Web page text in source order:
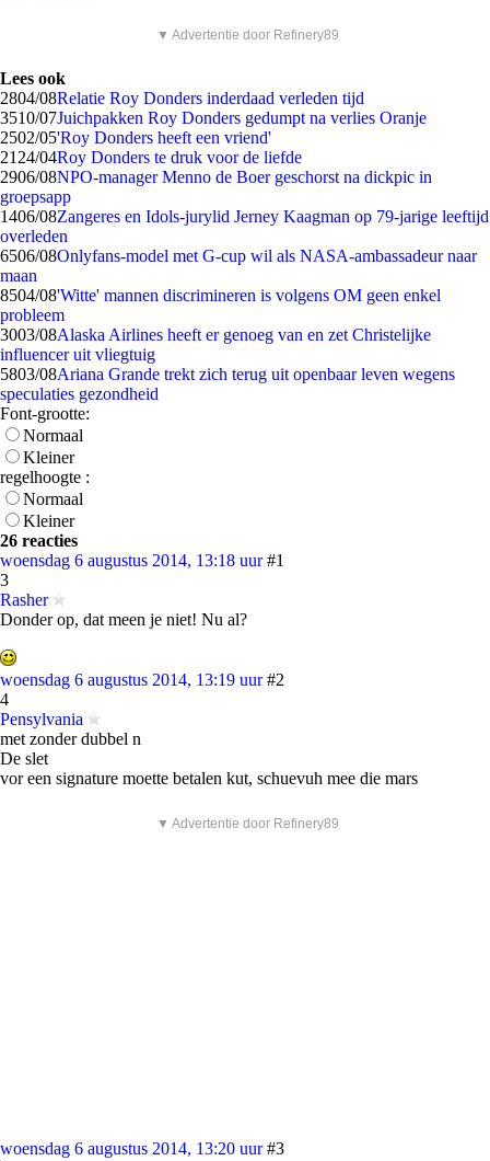
▼ Advertentie door Refinery89
Lees ook
2804/08Relatie Roy Donders inderdaad verleden tijd
3510/07Juichpakken Roy Donders gedumpt na verlies Oranje
2502/05'Roy Donders heeft een vriend'
21 24/04Roy Donders te druk voor de liefde
2906/08NPO-manager Menno de Boer geschorst na dickpic in
groepsapp
1406/08Zangeres en Idols-jurylid Jerney Kaagman op 79-jarige leeftijd
overleden
6506/08Onlyfans-model met G-cup wil als NASA-ambassadeur naar
maan
8504/08'Witte' mannen discrimineren is volgens OM geen enkel
probleem
3003/08Alaska Airlines heeft er genoeg van en zet Christelijke
influencer uit vliegtuig
5803/08Ariana Grande trekt zich terug uit openbaar leven wegens
speculaties gezondheid
Font-grootte:
Normaal
Kleiner
regelhoogte :
Normaal
Kleiner
26 reacties
woensdag 6 augustus 2014, 13:18 uur #1
3
Rasher
Donder op, dat meen je niet! Nu al?
woensdag 6 augustus 2014, 13:19 uur #2
4
Pensylvania
met zonder dubbel n
De slet
vor een signature moette betalen kut, schuevuh mee die mars
▼ Advertentie door Refinery89
woensdag 6 augustus 2014, 13:20 uur #3